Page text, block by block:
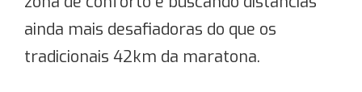
ainda mais desafiadoras do que os
tradicionais 42km da maratona.